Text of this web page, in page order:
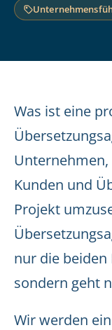
Was ist eine
Kunden und
Projekt
nur die beiden
sondern geht
Wir werden